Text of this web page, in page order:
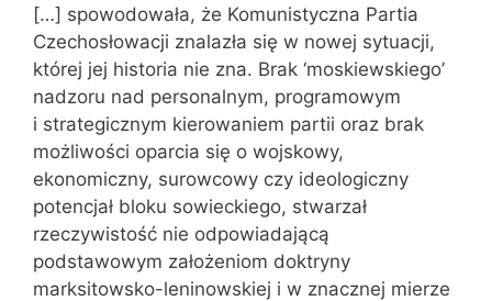
[…] spowodowała, że Komunistyczna Partia
Czechosłowacji znalazła się w nowej sytuacji,
której jej historia nie zna. Brak ‘moskiewskiego’
nadzoru nad personalnym, programowym
i strategicznym kierowaniem partii oraz brak
możliwości oparcia się o wojskowy,
ekonomiczny, surowcowy czy ideologiczny
potencjał bloku sowieckiego, stwarzał
rzeczywistość nie odpowiadającą
podstawowym założeniom doktryny
marksitowsko-leninowskiej i w znacznej mierze